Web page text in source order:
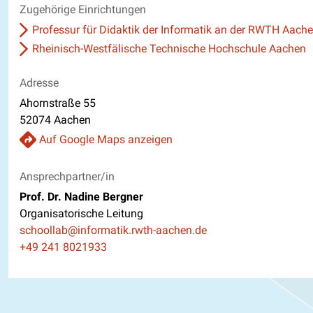
Zugehörige Einrichtungen
Professur für Didaktik der Informatik an der RWTH
Rheinisch-Westfälische Technische Hochschule Aachen
Adresse
Ahornstraße 55
52074 Aachen
Auf Google Maps anzeigen
Ansprechpartner/in
Prof. Dr. Nadine Bergner
Organisatorische Leitung
E-Mail
schoollab@informatik.rwth-aachen.de
Telefon
+49 241 8021933